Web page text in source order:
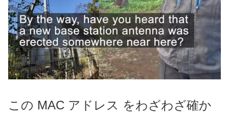
この MAC アドレス をわざわざ確か